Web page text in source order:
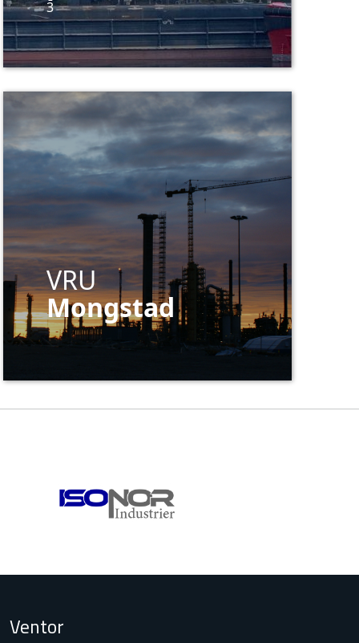
3
VRU
Mongstad
Ventor